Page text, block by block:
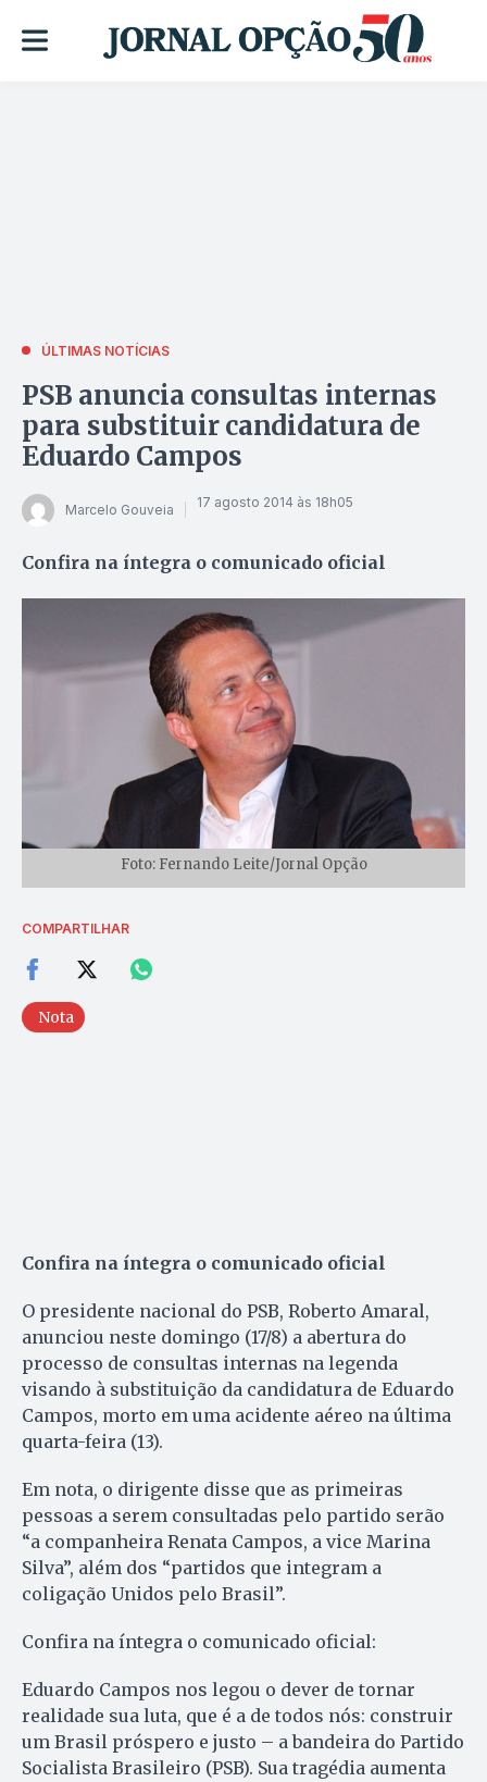
ÚLTIMAS NOTÍCIAS
PSB anuncia consultas internas
para substituir candidatura de
Eduardo Campos
Marcelo Gouveia 17 agosto 2014 às 18h05
Confira na íntegra o comunicado oficial
Foto: Fernando Leite/Jornal Opção
COMPARTILHAR
Nota
Confira na íntegra o comunicado oficial
O presidente nacional do PSB, Roberto Amaral,
anunciou neste domingo (17/8) a abertura do
processo de consultas internas na legenda
visando à substituição da candidatura de Eduardo
Campos, morto em uma acidente aéreo na última
quarta-feira (13).
Em nota, o dirigente disse que as primeiras
pessoas a serem consultadas pelo partido serão
“a companheira Renata Campos, a vice Marina
Silva”, além dos “partidos que integram a
coligação Unidos pelo Brasil”.
Confira na íntegra o comunicado oficial:
Eduardo Campos nos legou o dever de tornar
realidade sua luta, que é a de todos nós: construir
um Brasil próspero e justo – a bandeira do Partido
Socialista Brasileiro (PSB). Sua tragédia aumenta